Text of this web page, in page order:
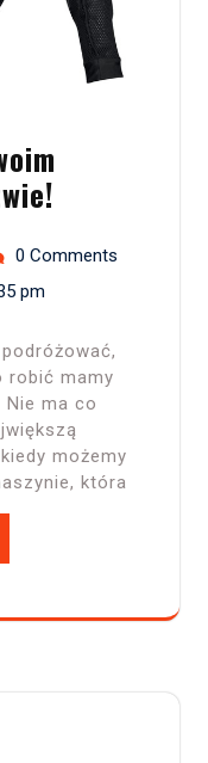
0 Comments
pm
robić mamy
ma co
możemy
która